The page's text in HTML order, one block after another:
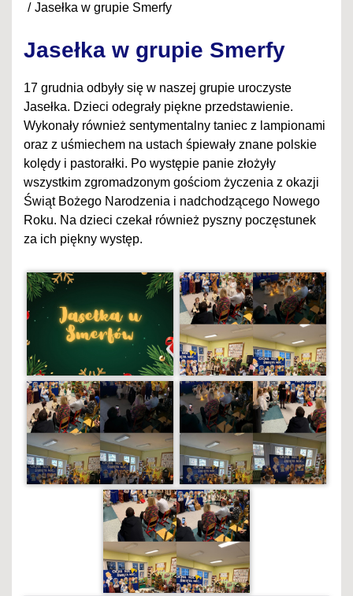
Jasełka w grupie Smerfy
Jasełka w grupie Smerfy
17 grudnia odbyły się w naszej grupie uroczyste
Jasełka. Dzieci odegrały piękne przedstawienie.
Wykonały również sentymentalny taniec z lampionami
oraz z uśmiechem na ustach śpiewały znane polskie
kolędy i pastorałki. Po występie panie złożyły
wszystkim zgromadzonym gościom życzenia z okazji
Świąt Bożego Narodzenia i nadchodzącego Nowego
Roku. Na dzieci czekał również pyszny poczęstunek
za ich piękny występ.